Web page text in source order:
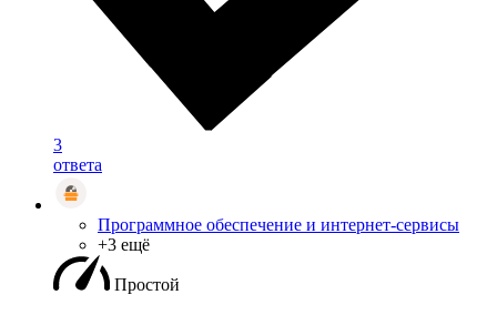
3
ответа
Программное обеспечение и интернет-сервисы
+3 ещё
Простой